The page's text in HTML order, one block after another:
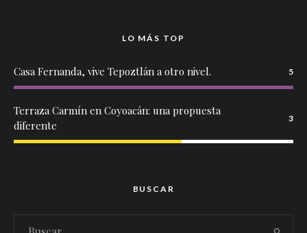
LO MÁS TOP
Casa Fernanda, vive Tepoztlán a otro nivel. 5
Terraza Carmín en Coyoacán: una propuesta
diferente
3
BUSCAR